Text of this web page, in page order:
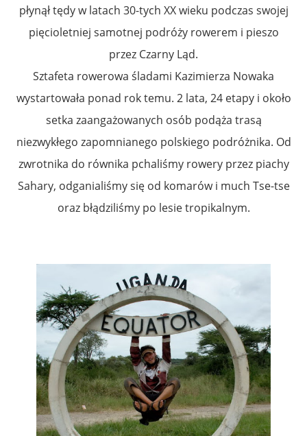
płynął tędy w latach 30-tych XX wieku podczas swojej
pięcioletniej samotnej podróży rowerem i pieszo
przez Czarny Ląd.
Sztafeta rowerowa śladami Kazimierza Nowaka
wystartowała ponad rok temu. 2 lata, 24 etapy i około
setka zaangażowanych osób podąża trasą
niezwykłego zapomnianego polskiego podróżnika. Od
zwrotnika do równika pchaliśmy rowery przez piachy
Sahary, odganialiśmy się od komarów i much Tse-tse
oraz błądziliśmy po lesie tropikalnym.